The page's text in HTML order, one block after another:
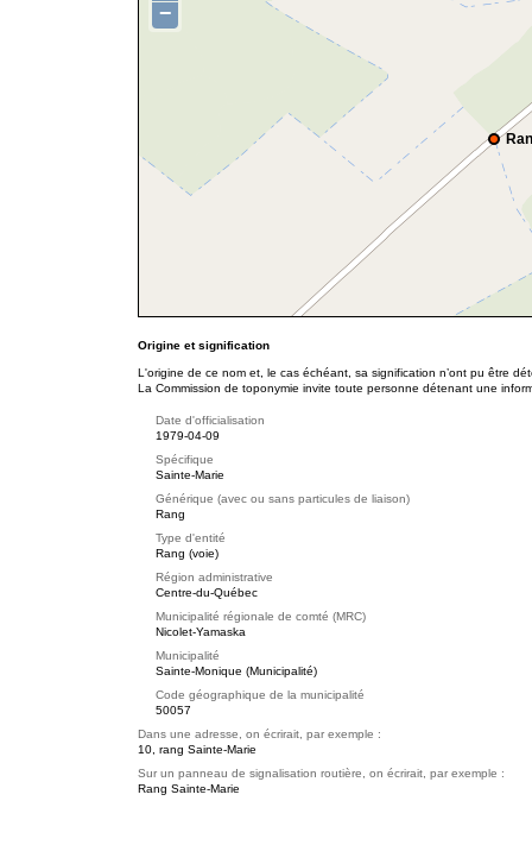
−
Origine et signification
L'origine de ce nom et, le cas échéant, sa signification n’ont pu être
La Commission de toponymie invite toute personne détenant une
Date d'officialisation
1979-04-09
Spécifique
Sainte-Marie
Générique (avec ou sans particules de liaison)
Rang
Type d'entité
Rang (voie)
Région administrative
Centre-du-Québec
Municipalité régionale de comté (MRC)
Nicolet-Yamaska
Municipalité
Sainte-Monique (Municipalité)
Code géographique de la municipalité
50057
Dans une adresse, on écrirait, par exemple :
10, rang Sainte-Marie
Sur un panneau de signalisation routière, on écrirait, par exemple :
Rang Sainte-Marie